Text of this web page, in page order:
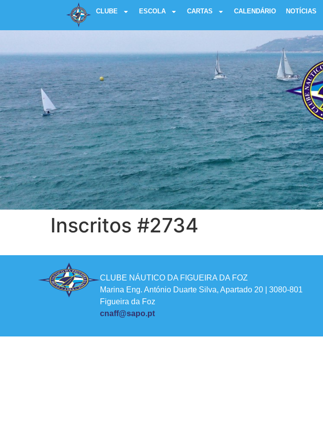
CLUBE ESCOLA CARTAS CALENDÁRIO NOTÍCIAS
Inscritos #2734
CLUBE NÁUTICO DA FIGUEIRA DA FOZ
Marina Eng. António Duarte Silva, Apartado 20 | 3080-801
Figueira da Foz
cnaff@sapo.pt